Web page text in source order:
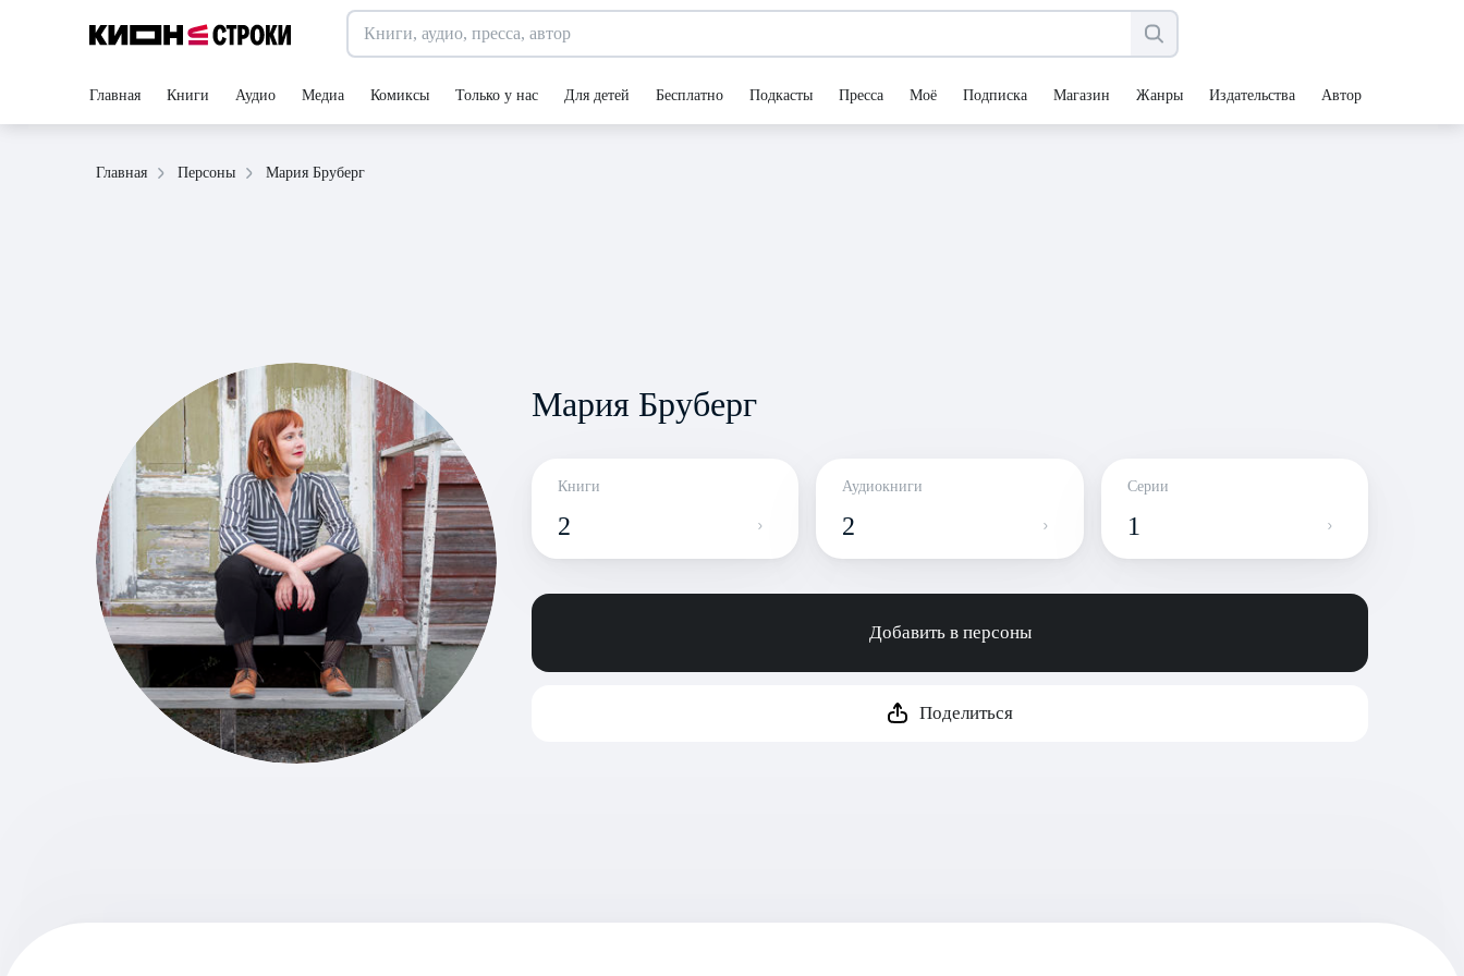
Главная Книги Аудио Медиа Комиксы Только у нас Для детей Бесплатно Подкасты Пресса Моё Подписка Магазин Жанры Издательства Авторы
Главная Персоны Мария Бруберг
Мария Бруберг
Книги
2
Аудиокниги
2
Серии
1
Добавить в персоны
Поделиться